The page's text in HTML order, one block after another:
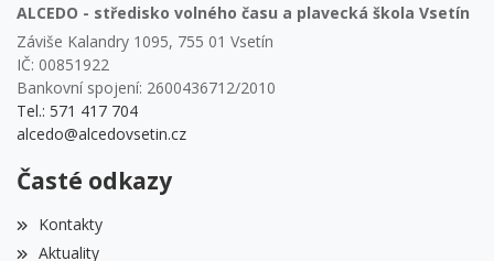
ALCEDO - středisko volného času a plavecká škola Vsetín
Záviše Kalandry 1095, 755 01 Vsetín
IČ: 00851922
Bankovní spojení: 2600436712/2010
Tel.: 571 417 704
alcedo@alcedovsetin.cz
Časté odkazy
Kontakty
Aktuality